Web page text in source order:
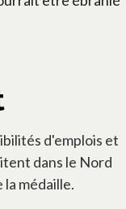
d'emplois et
dans le Nord
la médaille.